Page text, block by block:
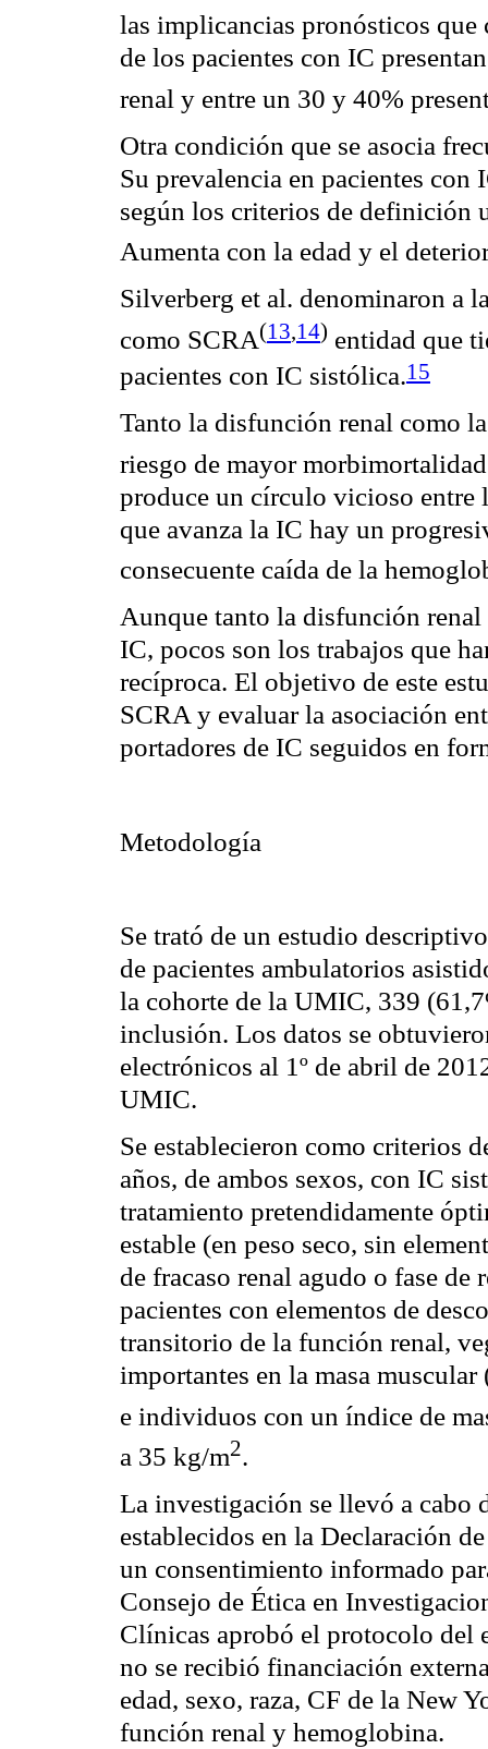
las implicancias pronósticos que
de los pacientes con IC
renal y entre un 30 y 40%
Otra condición que se asocia
Su prevalencia en pacientes con
según los criterios de definición
Aumenta con la edad y el
Silverberg et al. denominaron a
como SCRA(13,14) entidad que
pacientes con IC sistólica.15
Tanto la disfunción renal como
riesgo de mayormorbimortalidad
produce un círculo vicioso entre
que avanza la IC hay un
consecuente caída de la
Aunque tanto la disfunción renal
IC, pocos son los trabajos que
recíproca. El objetivo de este
SCRA y evaluar la asociación
portadores de IC seguidos en
Metodología
Se trató de un estudio
de pacientes ambulatorios
la cohorte de la UMIC, 339
inclusión. Los datos se
electrónicos al 1º de abril de
UMIC.
Se establecieron como criterios
años, de ambos sexos, con IC
tratamiento pretendidamente
estable (en peso seco, sin
de fracaso renal agudo o fase
pacientes con elementos de
transitorio de la función renal,
importantes en la masa
e individuos con un índice de
a 35 kg/m2.
La investigación se llevó a cabo
establecidos en la Declaración
un consentimiento informado
Consejo de Ética en
Clínicas aprobó el protocolo del
no se recibió financiación
edad, sexo, raza, CF de la New
función renal y hemoglobina.